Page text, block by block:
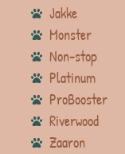
Jakke
Monster
Non-stop
Platinum
ProBooster
Riverwood
Zaaron